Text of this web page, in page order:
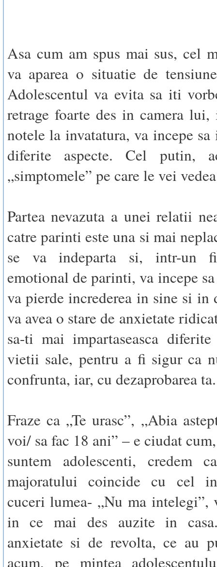
Asa cum am spus mai sus, cel
va aparea o situatie de
Adolescentul va evita sa iti
retrage foarte des in camera lui,
notele la invatatura, va incepe sa
diferite aspecte. Cel putin,
„simptomele” pe care le vei
Partea nevazuta a unei relatii
catre parinti este una si mai
se va indeparta si, intr-un
emotional de parinti, va incepe
va pierde increderea in sine si
va avea o stare de anxietate
sa-ti mai impartaseasca diferite
vietii sale, pentru a fi sigur ca
confrunta, iar, cu dezaprobarea ta.
Fraze ca „Te urasc”, „Abia
voi/ sa fac 18 ani” – e ciudat
suntem adolescenti, credem
majoratului coincide cu cel
cuceri lumea- „Nu ma
in ce mai des auzite in
anxietate si de revolta, ce au
acum, pe mintea